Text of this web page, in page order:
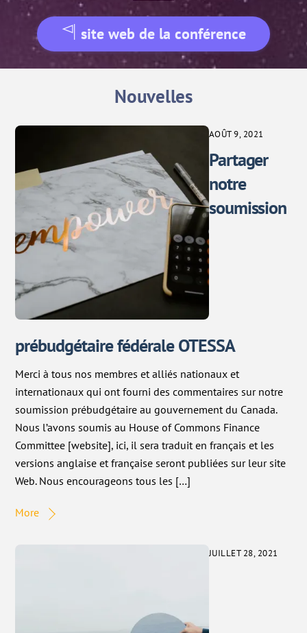
site web de la conférence
Nouvelles
AOÛT 9, 2021
Partager
notre
soumission
prébudgétaire fédérale OTESSA
Merci à tous nos membres et alliés nationaux et
internationaux qui ont fourni des commentaires sur notre
soumission prébudgétaire au gouvernement du Canada.
Nous l’avons soumis au House of Commons Finance
Committee [website], ici, il sera traduit en français et les
versions anglaise et française seront publiées sur leur site
Web. Nous encourageons tous les […]
More
JUILLET 28, 2021